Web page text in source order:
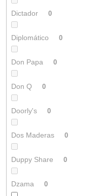
Dictador 0
Diplomático 0
Don Papa 0
Don Q 0
Doorly's 0
Dos Maderas 0
Duppy Share 0
Dzama 0